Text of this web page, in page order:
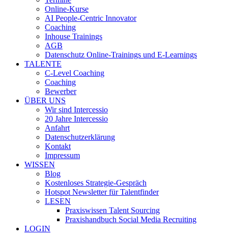
Online-Kurse
AI People-Centric Innovator
Coaching
Inhouse Trainings
AGB
Datenschutz Online-Trainings und E-Learnings
TALENTE
C-Level Coaching
Coaching
Bewerber
ÜBER UNS
Wir sind Intercessio
20 Jahre Intercessio
Anfahrt
Datenschutzerklärung
Kontakt
Impressum
WISSEN
Blog
Kostenloses Strategie-Gespräch
Hotspot Newsletter für Talentfinder
LESEN
Praxiswissen Talent Sourcing
Praxishandbuch Social Media Recruiting
LOGIN